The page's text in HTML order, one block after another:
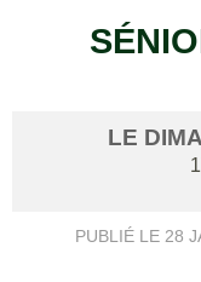
LE
PUBLIÉ LE 28